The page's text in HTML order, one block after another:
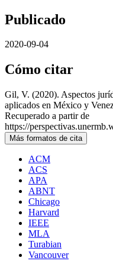
Publicado
2020-09-04
Cómo citar
Gil, V. (2020). Aspectos
aplicados en México y
Recuperado a partir de
https://
Más formatos de cita
ACM
ACS
APA
ABNT
Chicago
Harvard
IEEE
MLA
Turabian
Vancouver